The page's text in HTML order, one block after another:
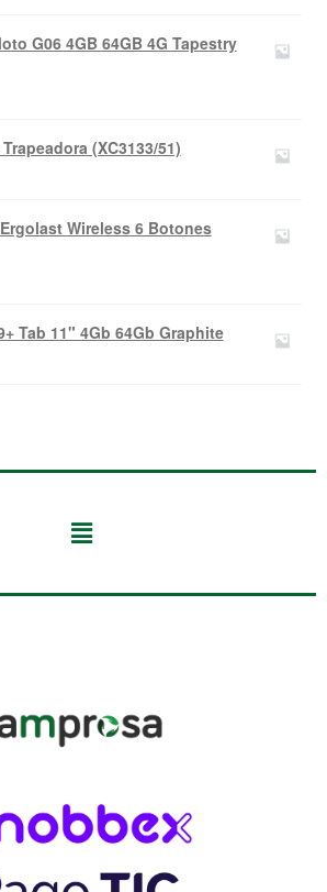
G06 4GB 64GB 4G Tapestry
(XC3133/51)
Wireless 6 Botones
Tab 11" 4Gb 64Gb Graphite